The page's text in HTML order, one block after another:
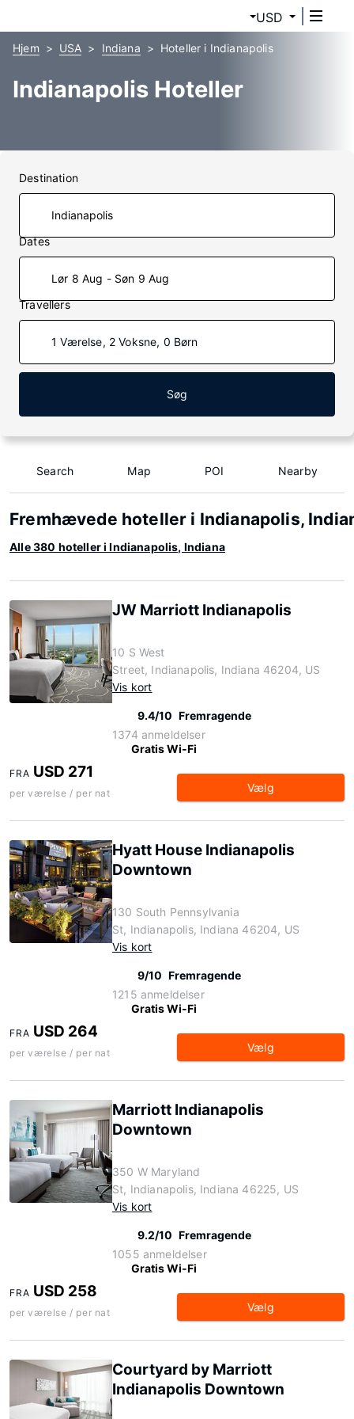
USD
Hjem USA Indiana Hoteller i Indianapolis
Indianapolis Hoteller
Destination
Dates
Lør 8 Aug - Søn 9 Aug
Travellers
1 Værelse, 2 Voksne, 0 Børn
Søg
Search Map POI Nearby
Fremhævede hoteller i Indianapolis,
Alle 380 hoteller i Indianapolis, Indiana
JW Marriott Indianapolis
10 S West
Street, Indianapolis, Indiana 46204, US
Vis kort
9.4/10 Fremragende
1374 anmeldelser
Gratis Wi-Fi
FRA USD 271
per værelse / per nat Vælg
Hyatt House Indianapolis
Downtown
130 South Pennsylvania
St, Indianapolis, Indiana 46204, US
Vis kort
9/10 Fremragende
1215 anmeldelser
Gratis Wi-Fi
FRA USD 264
per værelse / per nat Vælg
Marriott Indianapolis
Downtown
350 W Maryland
St, Indianapolis, Indiana 46225, US
Vis kort
9.2/10 Fremragende
1055 anmeldelser
Gratis Wi-Fi
FRA USD 258
per værelse / per nat Vælg
Courtyard by Marriott
Indianapolis Downtown